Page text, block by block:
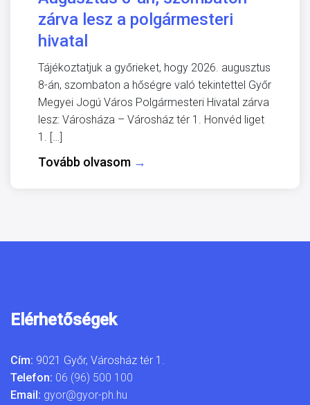
zárva lesz a polgármesteri
hivatal
Tájékoztatjuk a győrieket, hogy 2026. augusztus
8-án, szombaton a hőségre való tekintettel Győr
Megyei Jogú Város Polgármesteri Hivatal zárva
lesz: Városháza – Városház tér 1. Honvéd liget
1. […]
Tovább olvasom →
Elérhetőségek
Cím: 9021 Győr, Városház tér 1.
Telefon: 06 (96) 500 100
Email: gyor@gyor-ph.hu